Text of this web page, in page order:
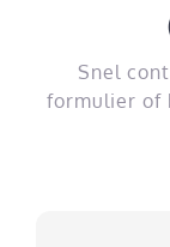
Snel
formulier of